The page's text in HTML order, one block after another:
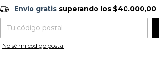
Envío gratis $40.000,00
Entregas para el CP:
Envío gratis superando los $40.000,00
No sé mi código postal